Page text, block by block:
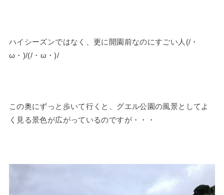
ハイシーズンではなく、更に開園前なのにすごい人(/・
ω・)/(/・ω・)/
この奥にずっと歩いて行くと、グエル公園の風景としてよ
く見る景色が広がっているのですが・・・